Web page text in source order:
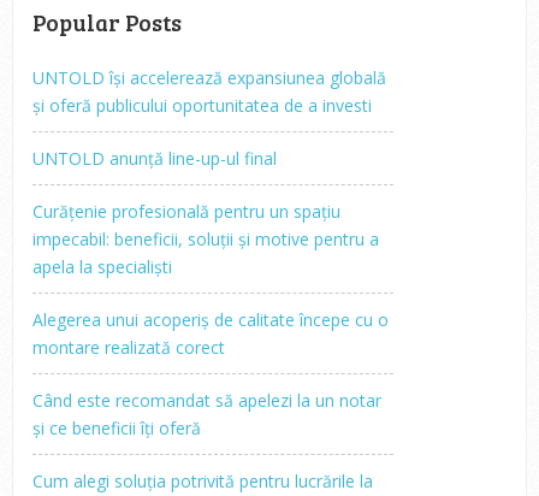
Popular Posts
UNTOLD își accelerează expansiunea globală
și oferă publicului oportunitatea de a investi
UNTOLD anunță line-up-ul final
Curățenie profesională pentru un spațiu
impecabil: beneficii, soluții și motive pentru a
apela la specialiști
Alegerea unui acoperiș de calitate începe cu o
montare realizată corect
Când este recomandat să apelezi la un notar
și ce beneficii îți oferă
Cum alegi soluția potrivită pentru lucrările la